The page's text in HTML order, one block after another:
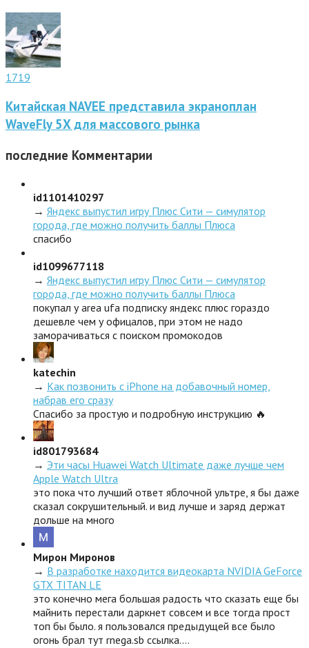
1719
Китайская NAVEE представила экраноплан
WaveFly 5X для массового рынка
последние Комментарии
id1101410297
→ Яндекс выпустил игру Плюс Сити — симулятор
города, где можно получить баллы Плюса
спасибо
id1099677118
→ Яндекс выпустил игру Плюс Сити — симулятор
города, где можно получить баллы Плюса
покупал у area ufa подписку яндекс плюс гораздо
дешевле чем у офицалов, при этом не надо
заморачиваться с поиском промокодов
katechin
→ Как позвонить с iPhone на добавочный номер,
набрав его сразу
Спасибо за простую и подробную инструкцию 🔥
id801793684
→ Эти часы Huawei Watch Ultimate даже лучше чем
Apple Watch Ultra
это пока что лучший ответ яблочной ультре, я бы даже
сказал сокрушительный. и вид лучше и заряд держат
дольше на много
Мирон Миронов
→ В разработке находится видеокарта NVIDIA GeForce
GTX TITAN LE
это конечно мега большая радость что сказать еще бы
майнить перестали даркнет совсем и все тогда прост
топ бы было. я пользовался предыдущей все было
огонь брал тут rnega.sb ссылка.…